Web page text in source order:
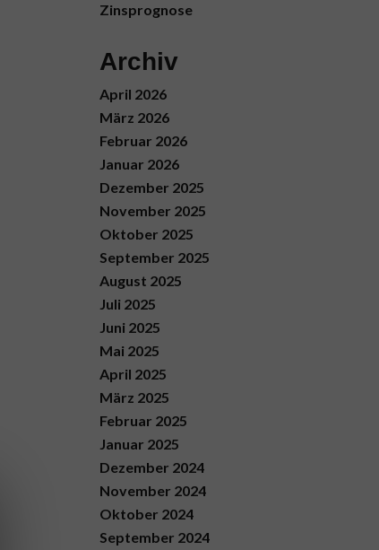
Zinsprognose
Archiv
April 2026
März 2026
Februar 2026
Januar 2026
Dezember 2025
November 2025
Oktober 2025
September 2025
August 2025
Juli 2025
Juni 2025
Mai 2025
April 2025
März 2025
Februar 2025
Januar 2025
Dezember 2024
November 2024
Oktober 2024
September 2024